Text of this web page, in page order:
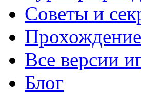
Советы и
Прохождение
Все версии
Блог